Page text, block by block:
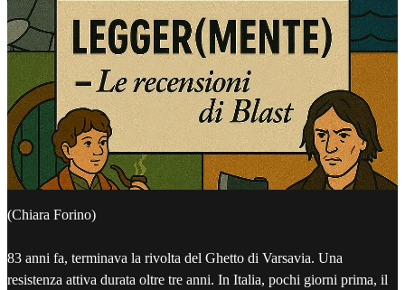
(Chiara Forino)
83 anni fa, terminava la rivolta del Ghetto di Varsavia. Una
resistenza attiva durata oltre tre anni. In Italia, pochi giorni prima, il